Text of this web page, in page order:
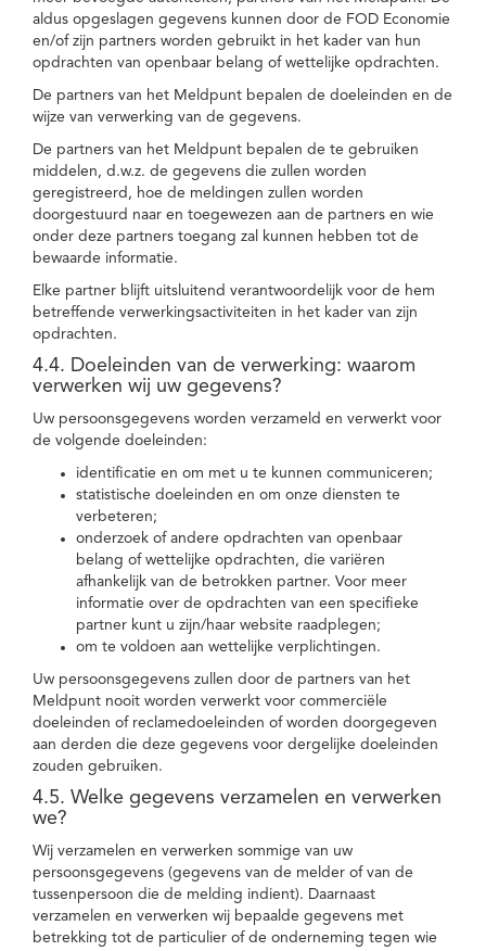
aldus opgeslagen gegevens kunnen door de FOD Economie
en/of zijn partners worden gebruikt in het kader van hun
opdrachten van openbaar belang of wettelijke opdrachten.
De partners van het Meldpunt bepalen de doeleinden en de
wijze van verwerking van de gegevens.
De partners van het Meldpunt bepalen de te gebruiken
middelen, d.w.z. de gegevens die zullen worden
geregistreerd, hoe de meldingen zullen worden
doorgestuurd naar en toegewezen aan de partners en wie
onder deze partners toegang zal kunnen hebben tot de
bewaarde informatie.
Elke partner blijft uitsluitend verantwoordelijk voor de hem
betreffende verwerkingsactiviteiten in het kader van zijn
opdrachten.
4.4. Doeleinden van de verwerking: waarom
verwerken wij uw gegevens?
Uw persoonsgegevens worden verzameld en verwerkt voor
de volgende doeleinden:
identificatie en om met u te kunnen communiceren;
statistische doeleinden en om onze diensten te
verbeteren;
onderzoek of andere opdrachten van openbaar
belang of wettelijke opdrachten, die variëren
afhankelijk van de betrokken partner. Voor meer
informatie over de opdrachten van een specifieke
partner kunt u zijn/haar website raadplegen;
om te voldoen aan wettelijke verplichtingen.
Uw persoonsgegevens zullen door de partners van het
Meldpunt nooit worden verwerkt voor commerciële
doeleinden of reclamedoeleinden of worden doorgegeven
aan derden die deze gegevens voor dergelijke doeleinden
zouden gebruiken.
4.5. Welke gegevens verzamelen en verwerken
we?
Wij verzamelen en verwerken sommige van uw
persoonsgegevens (gegevens van de melder of van de
tussenpersoon die de melding indient). Daarnaast
verzamelen en verwerken wij bepaalde gegevens met
betrekking tot de particulier of de onderneming tegen wie